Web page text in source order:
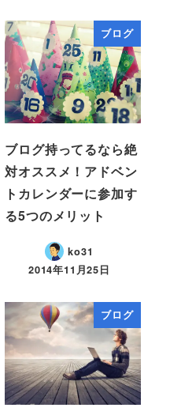
ブログ
ブログ持ってるなら絶
対オススメ！アドベン
トカレンダーに参加す
る5つのメリット
ko31
2014年11月25日
ブログ